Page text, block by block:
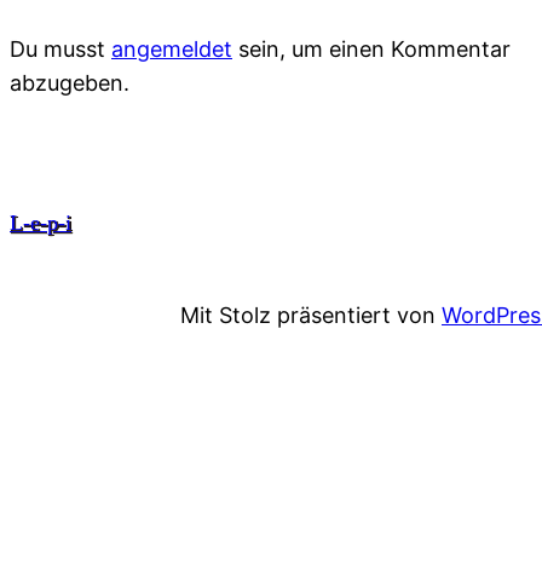
Zum
Inhalt
Du musst angemeldet sein, um einen Kommentar
abzugeben.
L-e-p-i
Mit Stolz präsentiert von